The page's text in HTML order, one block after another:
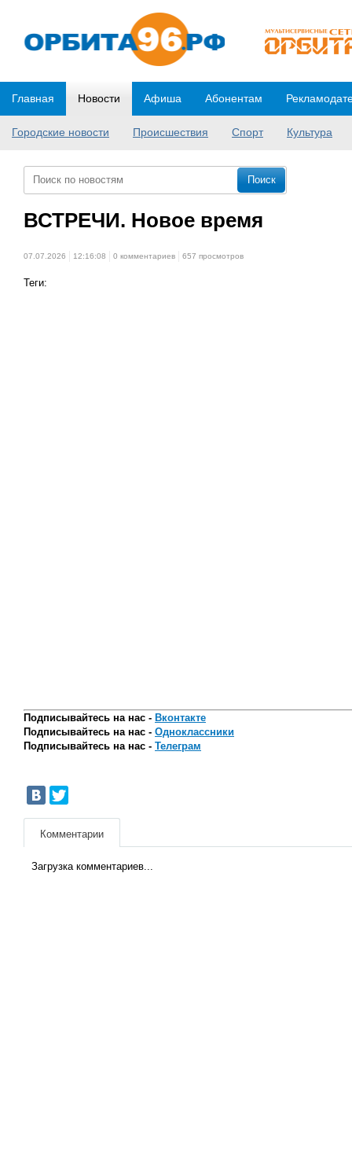
Главная Новости
Городские новости Происшествия Спорт Культура
Афиша Абонентам
ВСТРЕЧИ. Новое время
07.07.2026 12:16:08 0 комментариев 657 просмотров
Теги:
Подписывайтесь на нас - Вконтакте
Подписывайтесь на нас - Одноклассники
Подписывайтесь на нас - Телеграм
Комментарии
Загрузка комментариев...